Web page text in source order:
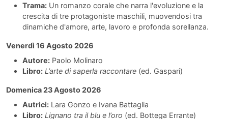
Trama: Un romanzo corale che narra l'evoluzione e la
crescita di tre protagoniste maschili, muovendosi tra
dinamiche d'amore, arte, lavoro e profonda sorellanza.
Venerdì 16 Agosto 2026
Autore: Paolo Molinaro
Libro: L’arte di saperla raccontare (ed. Gaspari)
Domenica 23 Agosto 2026
Autrici: Lara Gonzo e Ivana Battaglia
Libro: Lignano tra il blu e l’oro (ed. Bottega Errante)